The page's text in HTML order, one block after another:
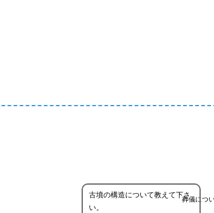
葬儀につ
古墳の構造について教えて下さ
い。